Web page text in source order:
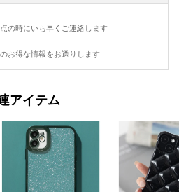
の時にいち早くご連絡します
お得な情報をお送りします
アイテム